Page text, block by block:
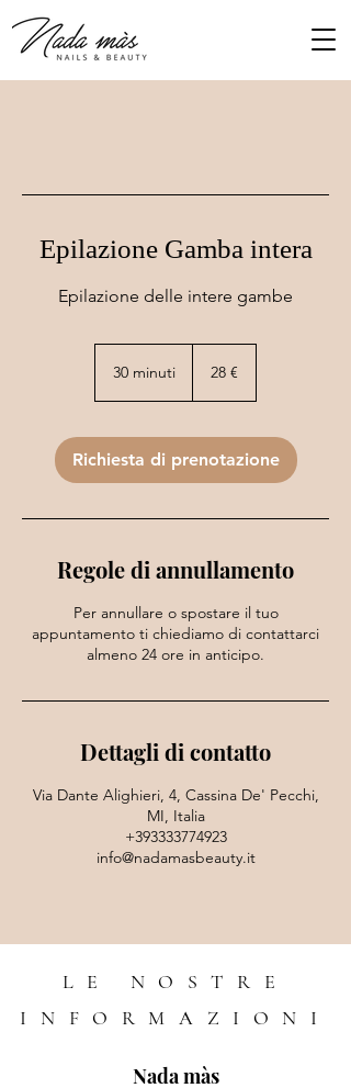
Epilazione Gamba intera
Epilazione delle intere gambe
30 minuti
i
n
i
28 €
Richiesta di prenotazione
Regole di annullamento
Per annullare o spostare il tuo
appuntamento ti chiediamo di contattarci
almeno 24 ore in anticipo.
Dettagli di contatto
Via Dante Alighieri, 4, Cassina De' Pecchi,
MI, Italia
+393333774923
info@nadamasbeauty.it
LE NOSTRE
INFORMAZIONI
Nada màs